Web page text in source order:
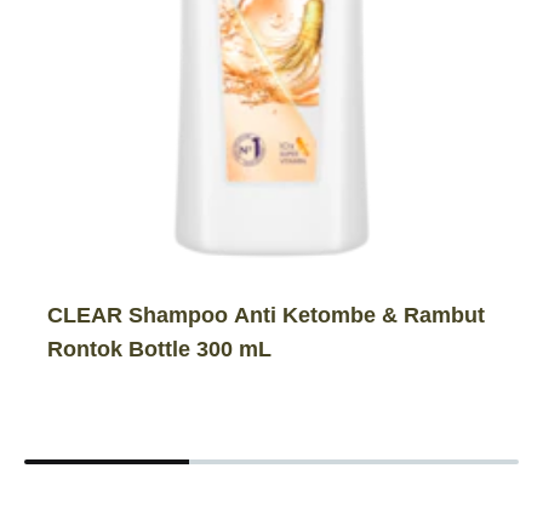
CLEAR Shampoo Anti Ketombe & Rambut
Rontok Bottle 300 mL